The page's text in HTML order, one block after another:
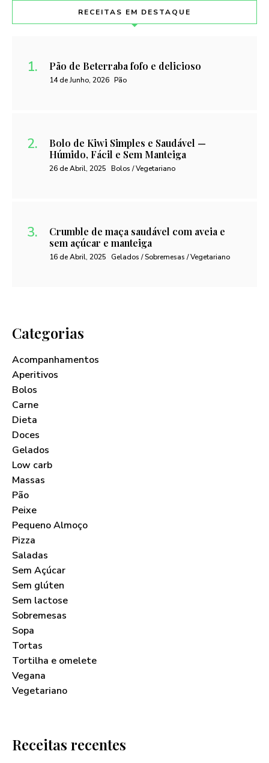
RECEITAS EM DESTAQUE
Pão de Beterraba fofo e delicioso
14 de Junho, 2026 Pão
Bolo de Kiwi Simples e Saudável —
Húmido, Fácil e Sem Manteiga
26 de Abril, 2025 Bolos / Vegetariano
Crumble de maça saudável com aveia e
sem açúcar e manteiga
16 de Abril, 2025 Gelados / Sobremesas / Vegetariano
Categorias
Acompanhamentos
Aperitivos
Bolos
Carne
Dieta
Doces
Gelados
Low carb
Massas
Pão
Peixe
Pequeno Almoço
Pizza
Saladas
Sem Açúcar
Sem glúten
Sem lactose
Sobremesas
Sopa
Tortas
Tortilha e omelete
Vegana
Vegetariano
Receitas recentes